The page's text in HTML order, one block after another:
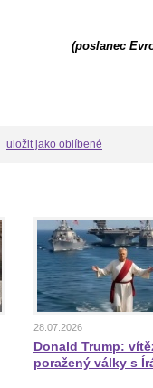
(poslanec
uložit jako oblíbené
28.07.2026
Donald Trump:
poražený války s